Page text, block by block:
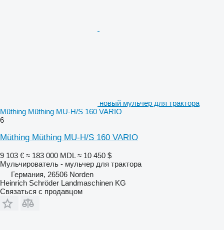
новый мульчер для трактора
Müthing Müthing MU-H/S 160 VARIO
6
Müthing Müthing MU-H/S 160 VARIO
9 103 € ≈ 183 000 MDL ≈ 10 450 $
Мульчирователь - мульчер для трактора
Германия, 26506 Norden
Heinrich Schröder Landmaschinen KG
Связаться с продавцом